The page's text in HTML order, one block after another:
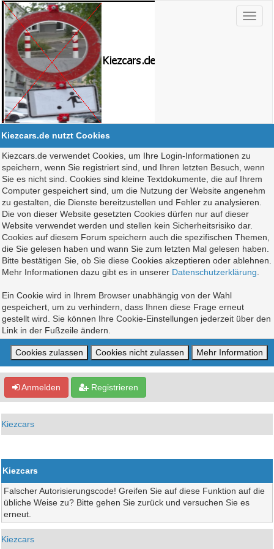
Kiezcars.de nutzt Cookies
Kiezcars.de verwendet Cookies, um Ihre Login-Informationen zu
speichern, wenn Sie registriert sind, und Ihren letzten Besuch, wenn
Sie es nicht sind. Cookies sind kleine Textdokumente, die auf Ihrem
Computer gespeichert sind, um die Nutzung der Website angenehm
zu gestalten, die Dienste bereitzustellen und Fehler zu analysieren.
Die von dieser Website gesetzten Cookies dürfen nur auf dieser
Website verwendet werden und stellen kein Sicherheitsrisiko dar.
Cookies auf diesem Forum speichern auch die spezifischen Themen,
die Sie gelesen haben und wann Sie zum letzten Mal gelesen haben.
Bitte bestätigen Sie, ob Sie diese Cookies akzeptieren oder ablehnen.
Mehr Informationen dazu gibt es in unserer Datenschutzerklärung
Ein Cookie wird in Ihrem Browser unabhängig von der Wahl
gespeichert, um zu verhindern, dass Ihnen diese Frage erneut
gestellt wird. Sie können Ihre Cookie-Einstellungen jederzeit über den
Link in der Fußzeile ändern.
Anmelden Registrieren
Kiezcars
Kiezcars
Falscher Autorisierungscode! Greifen Sie auf diese Funktion auf die
übliche Weise zu? Bitte gehen Sie zurück und versuchen Sie es
erneut.
Kiezcars